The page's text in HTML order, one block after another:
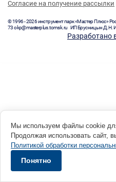
Согласие на получение рассылки
© 1996 - 2026 инструмент парк «Мастер Плюс»
73 okp@masterplus.tomsk.ru ИП Брусницын Д.Н.
Разработано
Мы используем файлы cookie
Продолжая использовать сайт,
Политикой обработки
Понятно